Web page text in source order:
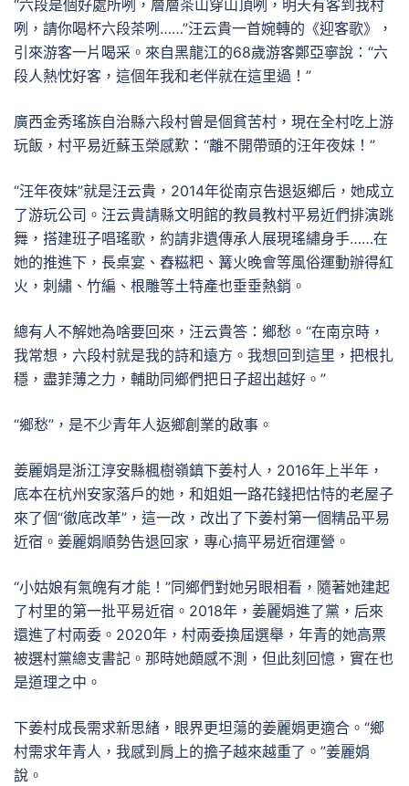
“六段是個好處所咧，層層茶山穿山頂咧，明天有客到我村
咧，請你喝杯六段茶咧……”汪云貴一首婉轉的《迎客歌》，
引來游客一片喝采。來自黑龍江的68歲游客鄭亞寧說：“六
段人熱忱好客，這個年我和老伴就在這里過！”
廣西金秀瑤族自治縣六段村曾是個貧苦村，現在全村吃上游
玩飯，村平易近蘇玉榮感歎：“離不開帶頭的汪年夜妹！”
“汪年夜妹”就是汪云貴，2014年從南京告退返鄉后，她成立
了游玩公司。汪云貴請縣文明館的教員教村平易近們排演跳
舞，搭建班子唱瑤歌，約請非遺傳承人展現瑤繡身手……在
她的推進下，長桌宴、舂糍粑、篝火晚會等風俗運動辦得紅
火，刺繡、竹編、根雕等土特產也垂垂熱銷。
總有人不解她為啥要回來，汪云貴答：鄉愁。“在南京時，
我常想，六段村就是我的詩和遠方。我想回到這里，把根扎
穩，盡菲薄之力，輔助同鄉們把日子超出越好。”
“鄉愁”，是不少青年人返鄉創業的啟事。
姜麗娟是浙江淳安縣楓樹嶺鎮下姜村人，2016年上半年，
底本在杭州安家落戶的她，和姐姐一路花錢把怙恃的老屋子
來了個“徹底改革”，這一改，改出了下姜村第一個精品平易
近宿。姜麗娟順勢告退回家，專心搞平易近宿運營。
“小姑娘有氣魄有才能！”同鄉們對她另眼相看，隨著她建起
了村里的第一批平易近宿。2018年，姜麗娟進了黨，后來
還進了村兩委。2020年，村兩委換屆選舉，年青的她高票
被選村黨總支書記。那時她頗感不測，但此刻回憶，實在也
是道理之中。
下姜村成長需求新思緒，眼界更坦蕩的姜麗娟更適合。“鄉
村需求年青人，我感到肩上的擔子越來越重了。”姜麗娟
說。